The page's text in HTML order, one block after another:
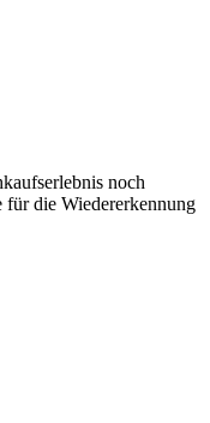
noch
für die Wiedererkennung